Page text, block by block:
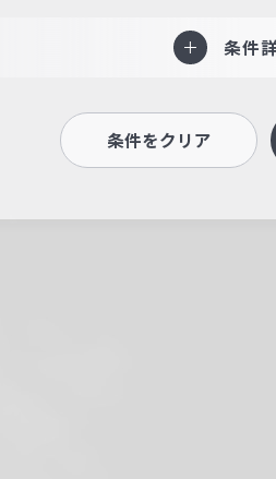
条件
条件をクリア